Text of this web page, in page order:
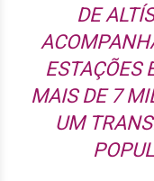
DE
ESTAÇÕES
MAIS DE 7
UM